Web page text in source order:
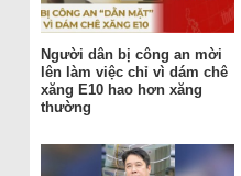
Người dân bị công an mời
lên làm việc chỉ vì dám chê
xăng E10 hao hơn xăng
thường